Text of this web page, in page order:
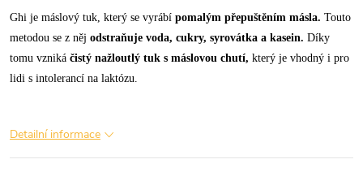
Ghi je máslový tuk, který se vyrábí pomalým přepuštěním másla. Touto
metodou se z něj odstraňuje voda, cukry, syrovátka a kasein. Díky
tomu vzniká čistý nažloutlý tuk s máslovou chutí, který je vhodný i pro
lidi s intolerancí na laktózu.
Detailní informace